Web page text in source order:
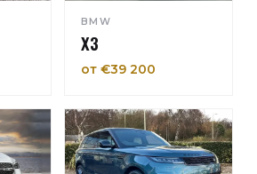
BMW
X3
от €39 200